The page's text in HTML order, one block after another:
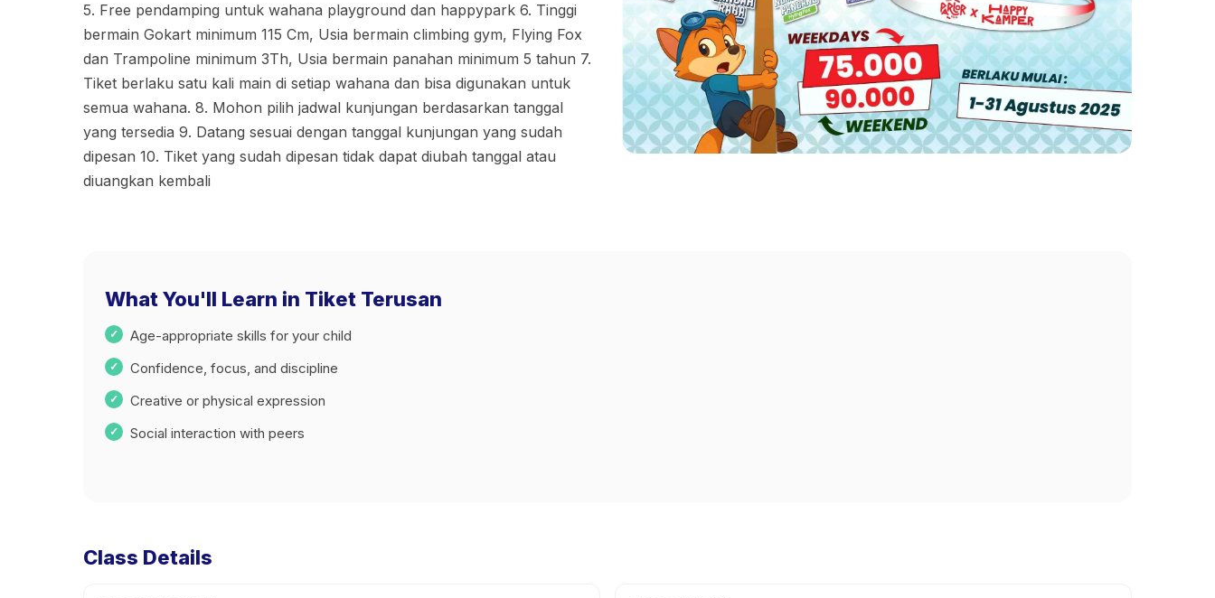
5. Free pendamping untuk wahana playground dan happypark 6. Tinggi
bermain Gokart minimum 115 Cm, Usia bermain climbing gym, Flying Fox
dan Trampoline minimum 3Th, Usia bermain panahan minimum 5 tahun 7.
Tiket berlaku satu kali main di setiap wahana dan bisa digunakan untuk
semua wahana. 8. Mohon pilih jadwal kunjungan berdasarkan tanggal
yang tersedia 9. Datang sesuai dengan tanggal kunjungan yang sudah
dipesan 10. Tiket yang sudah dipesan tidak dapat diubah tanggal atau
diuangkan kembali
What You'll Learn in Tiket Terusan
Age-appropriate skills for your child
Confidence, focus, and discipline
Creative or physical expression
Social interaction with peers
Class Details